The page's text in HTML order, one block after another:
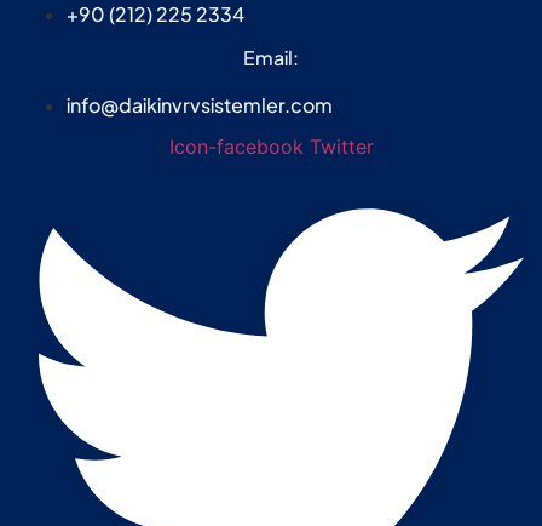
+90 (212) 225 2334
Email:
info@daikinvrvsistemler.com
Icon-facebook Twitter